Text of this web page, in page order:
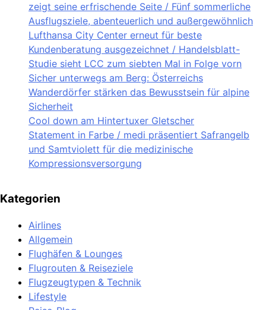
zeigt seine erfrischende Seite / Fünf sommerliche
Ausflugsziele, abenteuerlich und außergewöhnlich
Lufthansa City Center erneut für beste
Kundenberatung ausgezeichnet / Handelsblatt-
Studie sieht LCC zum siebten Mal in Folge vorn
Sicher unterwegs am Berg: Österreichs
Wanderdörfer stärken das Bewusstsein für alpine
Sicherheit
Cool down am Hintertuxer Gletscher
Statement in Farbe / medi präsentiert Safrangelb
und Samtviolett für die medizinische
Kompressionsversorgung
Kategorien
Airlines
Allgemein
Flughäfen & Lounges
Flugrouten & Reiseziele
Flugzeugtypen & Technik
Lifestyle